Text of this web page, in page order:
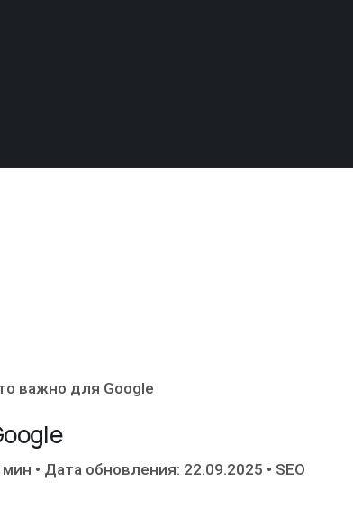
важно для Google
мин • Дата обновления: 22.09.2025 • SEO